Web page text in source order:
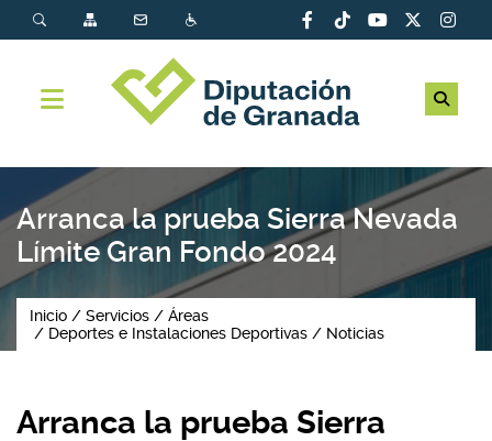
Arranca la prueba Sierra Nevada
Límite Gran Fondo 2024
Inicio Servicios
Áreas
Deportes e Instalaciones Deportivas
Noticias
Arranca la prueba Sierra